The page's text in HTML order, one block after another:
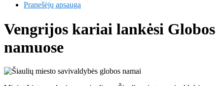
Pranešėjų apsauga
Vengrijos kariai lankėsi Globos
namuose